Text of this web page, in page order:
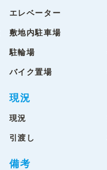
エレベーター
敷地内駐車場
駐輪場
バイク置場
現況
現況
引渡し
備考